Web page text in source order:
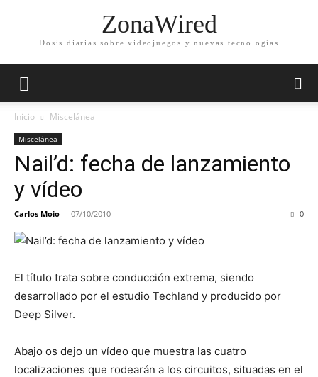
ZonaWired
Dosis diarias sobre videojuegos y nuevas tecnologías
Inicio Miscelánea
Miscelánea
Nail’d: fecha de lanzamiento
y vídeo
Carlos Moio - 07/10/2010 0
El título trata sobre conducción extrema, siendo
desarrollado por el estudio Techland y producido por
Deep Silver.
Abajo os dejo un vídeo que muestra las cuatro
localizaciones que rodearán a los circuitos, situadas en el